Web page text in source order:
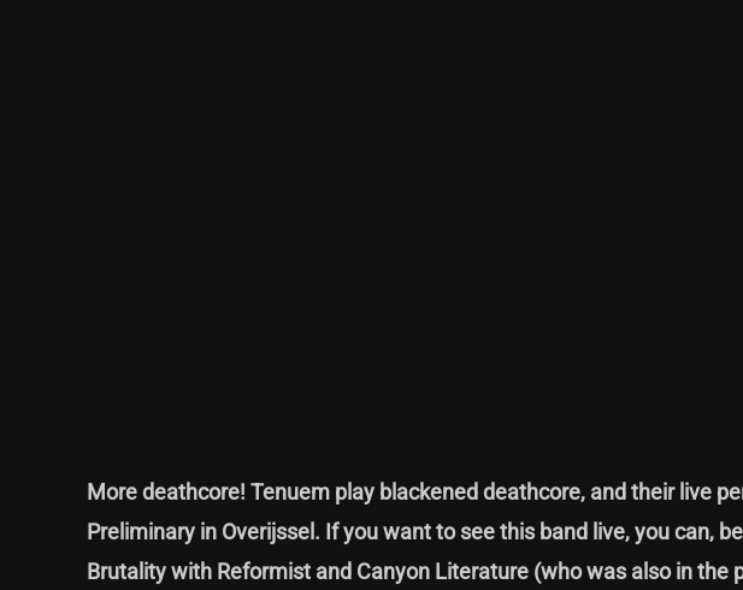
More deathcore! Tenuem play blackened deathcore, and their live
Preliminary in Overijssel. If you want to see this band live, you can,
Brutality with Reformist and Canyon Literature (who was also in the